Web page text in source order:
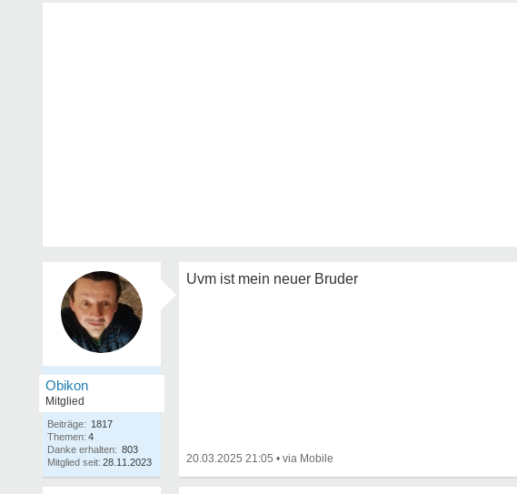
Obikon
Mitglied
Beiträge: 1817
Themen: 4
Danke erhalten: 803
Mitglied seit: 28.11.2023
Uvm ist mein neuer Bruder
20.03.2025 21:05 •